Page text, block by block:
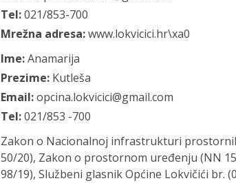
Tel:021/853-700
Mrežna adresa:www.lokvicici.hr\xa0
Ime:Anamarija
Prezime: Kutleša
Email:opcina.lokvicici@gmail.com
Tel:021/853 -700
Zakon o Nacionalnoj infrastrukturi
50/20), Zakon o prostornom uređenju (NN
98/19), Službeni glasnik Općine Lokvičići br.